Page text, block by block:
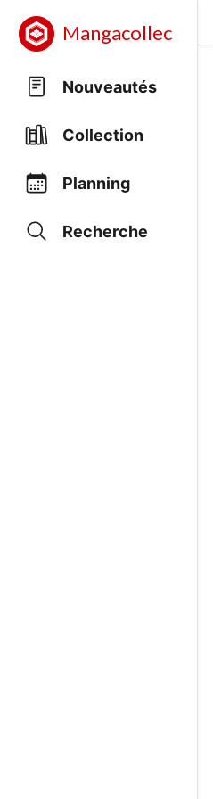
Mangacollec
Nouveautés
Collection
Planning
Recherche